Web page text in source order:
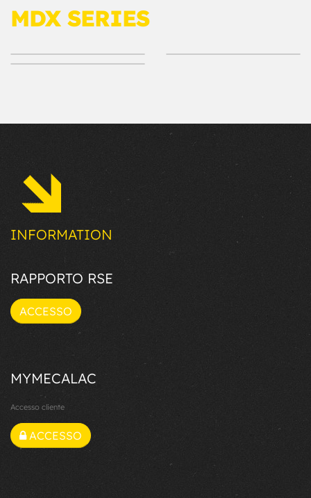
MDX SERIES
MDX Cab Dumper 6MDX Walkaround
INFORMATION
RAPPORTO RSE
ACCESSO
MYMECALAC
Accesso cliente
ACCESSO